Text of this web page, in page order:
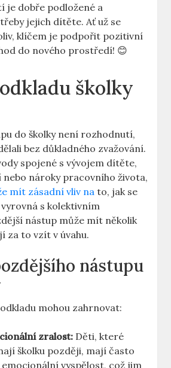
je dobře podložené a
jejich dítěte. Ať už se
klíčem je podpořit pozitivní
do nového prostředí! 😊
školky
do školky není rozhodnutí,
bez důkladného zvažování.
spojené s vývojem dítěte,
nároky pracovního života,
mít zásadní vliv na to, jak se
s kolektivním
nástup může mít několik
za to vzít v úvahu.
nástupu
mohou zahrnovat:
zralost: Děti, které
školku později, mají často
emocionální vyspělost, což jim